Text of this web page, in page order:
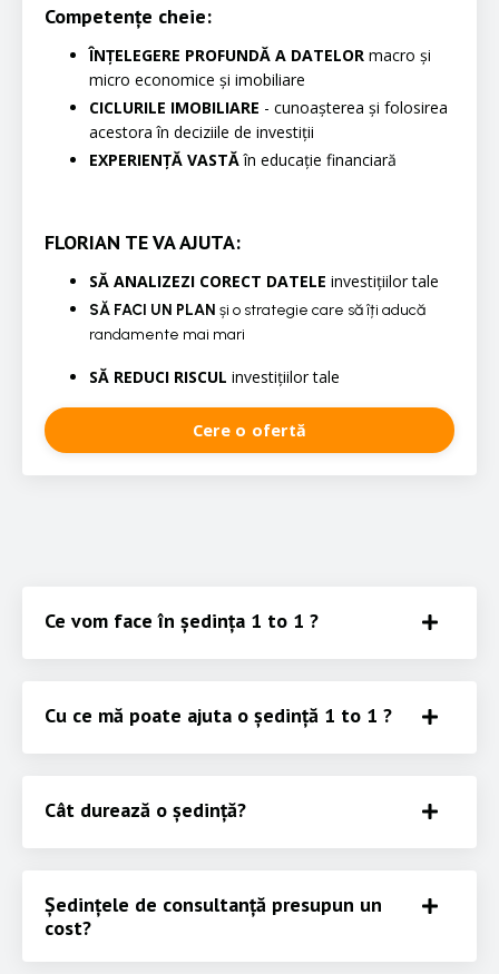
Competențe cheie:
ÎNȚELEGERE PROFUNDĂ A DATELOR macro și
micro economice și imobiliare
CICLURILE IMOBILIARE - cunoașterea și folosirea
acestora în deciziile de investiții
EXPERIENȚĂ VASTĂîn educație financiară
FLORIAN TE VA AJUTA:
SĂ ANALIZEZI CORECT DATELE investițiilor tale
SĂ FACI UN PLAN și o strategie care să îți aducă
randamente mai mari
SĂ REDUCI RISCUL investițiilor tale
Cere o ofertă
Ce vom face în ședința 1 to 1 ?
Cu ce mă poate ajuta o ședință 1 to 1 ?
Cât durează o ședință?
Ședințele de consultanță presupun un
cost?